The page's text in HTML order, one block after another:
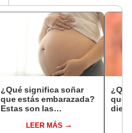
¿Qué significa soñar
que estás embarazada?
Estas son las
comunesLEER MÁS
que